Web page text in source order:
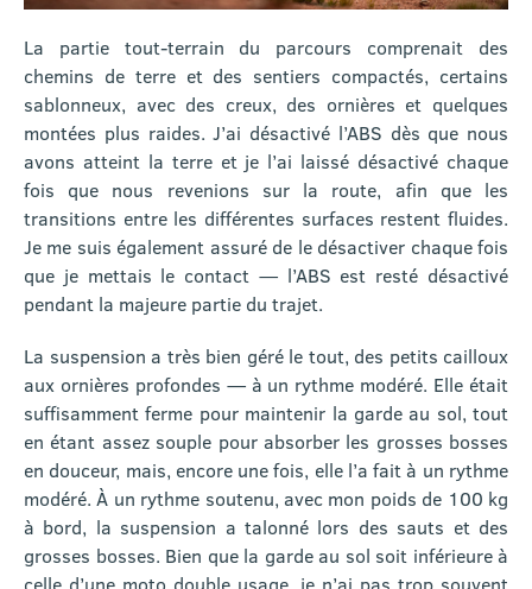
La partie tout-terrain du parcours comprenait des
chemins de terre et des sentiers compactés, certains
sablonneux, avec des creux, des ornières et quelques
montées plus raides. J’ai désactivé l’ABS dès que nous
avons atteint la terre et je l’ai laissé désactivé chaque
fois que nous revenions sur la route, afin que les
transitions entre les différentes surfaces restent fluides.
Je me suis également assuré de le désactiver chaque fois
que je mettais le contact — l’ABS est resté désactivé
pendant la majeure partie du trajet.
La suspension a très bien géré le tout, des petits cailloux
aux ornières profondes — à un rythme modéré. Elle était
suffisamment ferme pour maintenir la garde au sol, tout
en étant assez souple pour absorber les grosses bosses
en douceur, mais, encore une fois, elle l’a fait à un rythme
modéré. À un rythme soutenu, avec mon poids de 100 kg
à bord, la suspension a talonné lors des sauts et des
grosses bosses. Bien que la garde au sol soit inférieure à
celle d’une moto double usage, je n’ai pas trop souvent